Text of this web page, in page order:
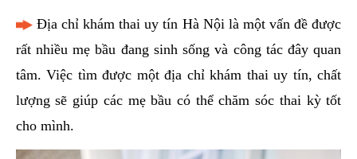
Địa chỉ khám thai uy tín Hà Nội là một vấn đề được
rất nhiều mẹ bầu đang sinh sống và công tác đây quan
tâm. Việc tìm được một địa chỉ khám thai uy tín, chất
lượng sẽ giúp các mẹ bầu có thể chăm sóc thai kỳ tốt
cho mình.